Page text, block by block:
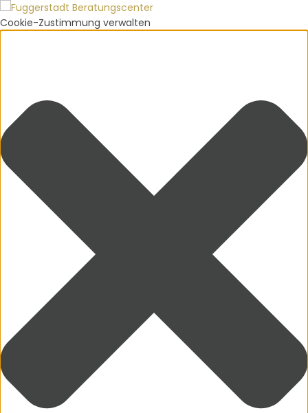
Cookie-Zustimmung verwalten